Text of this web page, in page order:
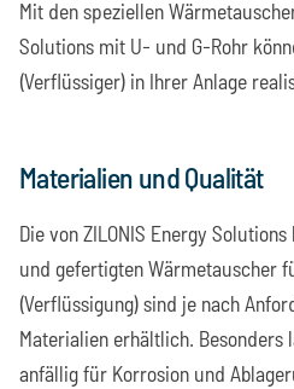
Mit den speziellen
Solutions mit U- und G-Rohr
(Verflüssiger) in Ihrer Anlage
Materialien und Qualität
Die von ZILONIS Energy
und gefertigten Wärmetauscher
(Verflüssigung) sind je nach
Materialien erhältlich. Besonders
anfällig für Korrosion und